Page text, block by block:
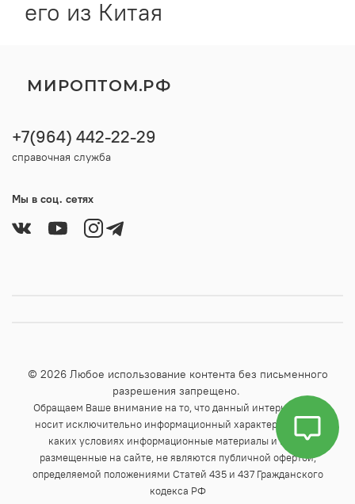
его из Китая
МИРОПТОМ.РФ
+7(964) 442-22-29
справочная служба
Мы в соц. сетях
© 2026 Любое использование контента без письменного
разрешения запрещено.
Обращаем Ваше внимание на то, что данный интернет-сайт
носит исключительно информационный характер и ни при
каких условиях информационные материалы и цены,
размещенные на сайте, не являются публичной офертой,
определяемой положениями Статей 435 и 437 Гражданского
кодекса РФ